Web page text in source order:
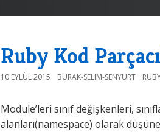
Ruby Kod
10 EYLÜL 2015 BURAK-SELIM-SENYURT
Module’leri sınıf değişkenleri,
alanları(namespace) olarak